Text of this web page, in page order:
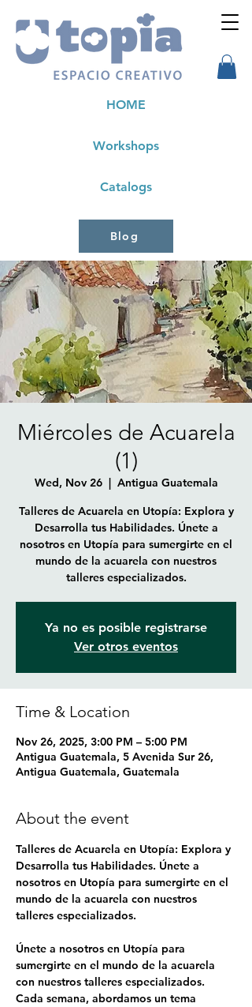
Workshops
HOME
Catalogs
Blog
Miércoles de Acuarela
(1)
Wed, Nov 26
  |
Antigua Guatemala
Talleres de Acuarela en Utopía: Explora y
Desarrolla tus Habilidades. Únete a
nosotros en Utopía para sumergirte en el
mundo de la acuarela con nuestros
talleres especializados.
Ya no es posible registrarse
Ver otros eventos
Time & Location
Nov 26, 2025, 3:00 PM – 5:00 PM
Antigua Guatemala, 5 Avenida Sur 26,
Antigua Guatemala, Guatemala
About the event
Talleres de Acuarela en Utopía: Explora y
Desarrolla tus Habilidades. Únete a
nosotros en Utopía para sumergirte en el
mundo de la acuarela con nuestros
talleres especializados.
Únete a nosotros en Utopía para
sumergirte en el mundo de la acuarela
con nuestros talleres especializados.
Cada semana, abordamos un tema